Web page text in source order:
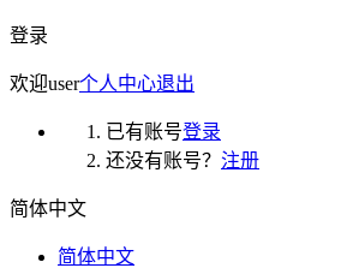
登录
欢迎user个人中心退出
已有账号登录
还没有账号？ 注册
简体中文
简体中文